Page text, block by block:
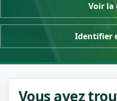
Voir la
Identifier
Vous avez